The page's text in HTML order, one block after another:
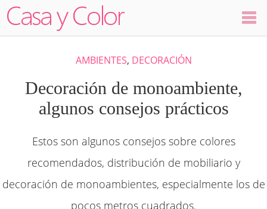
Decoración
Ambientes
Dormitorios
Cocinas
AMBIENTES, DECORACIÓN
Decoración de monoambiente,
algunos consejos prácticos
Estos son algunos consejos sobre colores
recomendados, distribución de mobiliario y
decoración de monoambientes, especialmente los de
pocos metros cuadrados.